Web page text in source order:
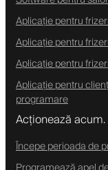
Aplicație pentru
Aplicație pentru
Aplicație pentru
Aplicație pentru
programare
Acționează acum.
Începe perioada de